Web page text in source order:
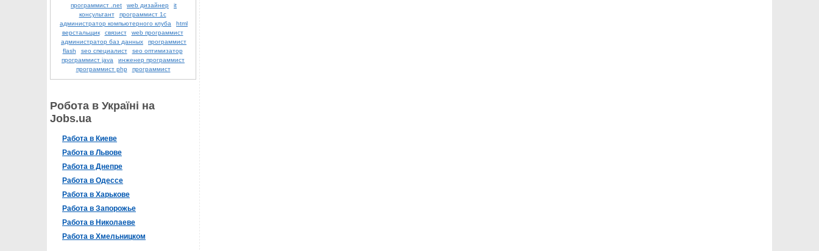
программист .net
web дизайнер
it
консультант
программист 1с
администратор компьютерного клуба
html
верстальщик
связист
web программист
администратор баз данных
программист
flash
seo специалист
seo оптимизатор
программист java
инженер программист
программист php
программист
Робота в Україні на
Jobs.ua
Работа в Киеве
Работа в Львове
Работа в Днепре
Работа в Одессе
Работа в Харькове
Работа в Запорожье
Работа в Николаеве
Работа в Хмельницком